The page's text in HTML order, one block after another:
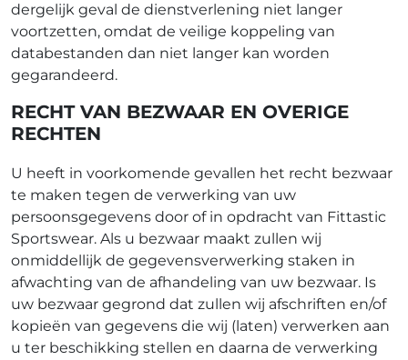
dergelijk geval de dienstverlening niet langer
voortzetten, omdat de veilige koppeling van
databestanden dan niet langer kan worden
gegarandeerd.
RECHT VAN BEZWAAR EN OVERIGE
RECHTEN
U heeft in voorkomende gevallen het recht bezwaar
te maken tegen de verwerking van uw
persoonsgegevens door of in opdracht van Fittastic
Sportswear. Als u bezwaar maakt zullen wij
onmiddellijk de gegevensverwerking staken in
afwachting van de afhandeling van uw bezwaar. Is
uw bezwaar gegrond dat zullen wij afschriften en/of
kopieën van gegevens die wij (laten) verwerken aan
u ter beschikking stellen en daarna de verwerking